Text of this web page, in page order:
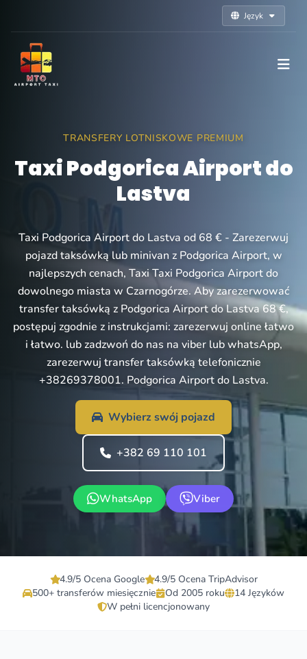
Język
TRANSFERY LOTNISKOWE PREMIUM
Taxi Podgorica Airport do
Lastva
Taxi Podgorica Airport do Lastva od 68 € - Zarezerwuj
pojazd taksówką lub minivan z Podgorica Airport, w
najlepszych cenach, Taxi Taxi Podgorica Airport do
dowolnego miasta w Czarnogórze. Aby zarezerwować
transfer taksówką z Podgorica Airport do Lastva 68 €,
postępuj zgodnie z instrukcjami: zarezerwuj online łatwo
i łatwo. lub zadzwoń do nas na viber lub whatsApp,
zarezerwuj transfer taksówką telefonicznie
+38269378001. Podgorica Airport do Lastva.
Wybierz swój pojazd
+382 69 110 101
WhatsApp Viber
4.9/5 Ocena Google
4.9/5 Ocena TripAdvisor
500+ transferów miesięcznie
Od 2005 roku
14 Języków
W pełni licencjonowany